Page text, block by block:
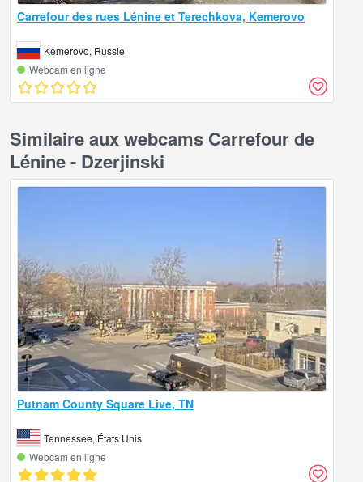
Carrefour des rues Lénine et Terechkova, Kemerovo
Kemerovo, Russie
Webcam en ligne
Similaire aux webcams Carrefour de
Lénine - Dzerjinski
Putnam County Square Live, TN
Tennessee, États Unis
Webcam en ligne